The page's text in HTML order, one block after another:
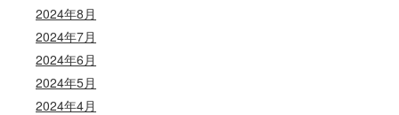
2024年8月
2024年7月
2024年6月
2024年5月
2024年4月